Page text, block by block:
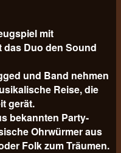
mit
Duo den Sound
und Band nehmen
Reise, die
gerät.
bekannten Party-
Ohrwürmer aus
Folk zum Träumen.